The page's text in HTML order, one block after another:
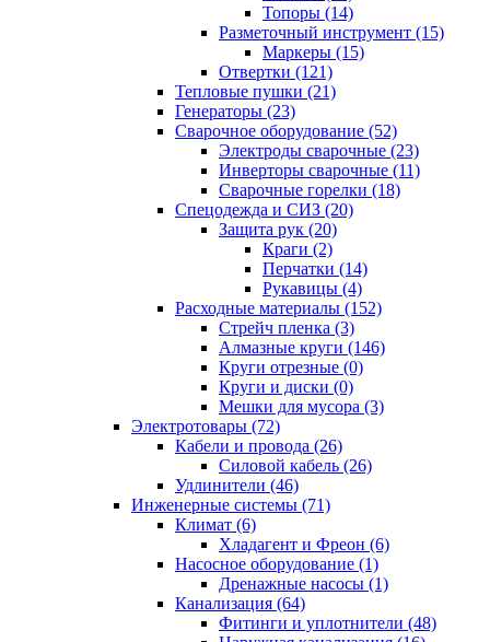
Топоры (14)
Разметочный инструмент (15)
Маркеры (15)
Отвертки (121)
Тепловые пушки (21)
Генераторы (23)
Сварочное оборудование (52)
Электроды сварочные (23)
Инверторы сварочные (11)
Сварочные горелки (18)
Спецодежда и СИЗ (20)
Защита рук (20)
Краги (2)
Перчатки (14)
Рукавицы (4)
Расходные материалы (152)
Стрейч пленка (3)
Алмазные круги (146)
Круги отрезные (0)
Круги и диски (0)
Мешки для мусора (3)
Электротовары (72)
Кабели и провода (26)
Силовой кабель (26)
Удлинители (46)
Инженерные системы (71)
Климат (6)
Хладагент и Фреон (6)
Насосное оборудование (1)
Дренажные насосы (1)
Канализация (64)
Фитинги и уплотнители (48)